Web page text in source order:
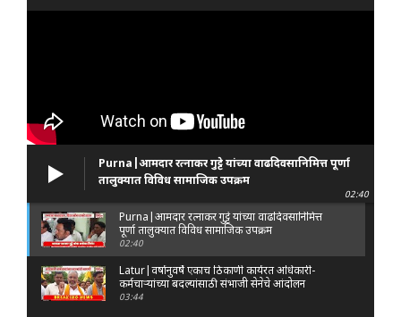
Purna|आमदार रत्नाकर गुट्टे यांच्या वाढदिवसानिमित्त पूर्णा
तालुक्यात विविध सामाजिक उपक्रम
02:40
Purna|आमदार रत्नाकर गुट्टे यांच्या वाढदिवसानिमित्त
पूर्णा तालुक्यात विविध सामाजिक उपक्रम
02:40
Latur|वर्षानुवर्षे एकाच ठिकाणी कार्यरत अधिकारी-
कर्मचाऱ्यांच्या बदल्यांसाठी संभाजी सेनेचे आंदोलन
03:44